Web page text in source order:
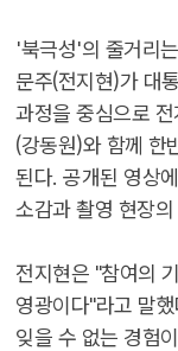
'북극성'의 줄거리
문주(전지현)가 대
과정을 중심으로
(강동원)와 함께 한
된다. 공개된 영상
소감과 촬영 현장
전지현은 "참여의
영광이다"라고 말
잊을 수 없는 경험